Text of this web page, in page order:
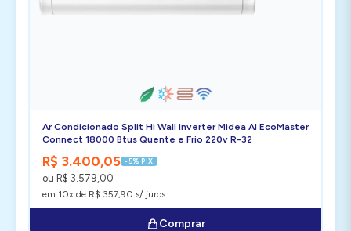
Ar Condicionado Split Hi Wall Inverter Midea AI EcoMaster
Connect 18000 Btus Quente e Frio 220v R-32
R$ 3.400,05 -5% PIX
ou R$ 3.579,00
em 10x de R$ 357,90 s/ juros
Comprar